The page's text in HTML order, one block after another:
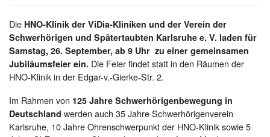
Die HNO-Klinik der ViDia-Kliniken und der Verein der
Schwerhörigen und Spätertaubten Karlsruhe e. V. laden für
Samstag, 26. September, ab 9 Uhr zu einer gemeinsamen
Jubiläumsfeier ein. Die Feier findet statt in den Räumen der
HNO-Klinik in der Edgar-v.-Gierke-Str. 2.
Im Rahmen von 125 Jahre Schwerhörigenbewegung in
Deutschland werden auch 35 Jahre Schwerhörigenverein
Karlsruhe, 10 Jahre Ohrenschwerpunkt der HNO-Klinik sowie 5